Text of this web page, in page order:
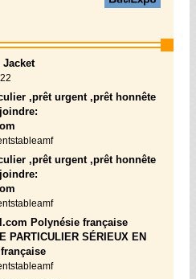
Jacket
,prêt urgent ,prêt honnête
,prêt urgent ,prêt honnête
Polynésie française
PARTICULIER SÉRIEUX EN